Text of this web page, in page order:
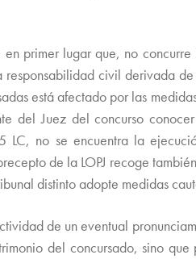
primer lugar que, no
civil derivada
está afectado por las
del Juez del concurso
no se encuentra la
de la LOPJ recoge
distinto adopte medidas
de un eventual
del concursado, sino